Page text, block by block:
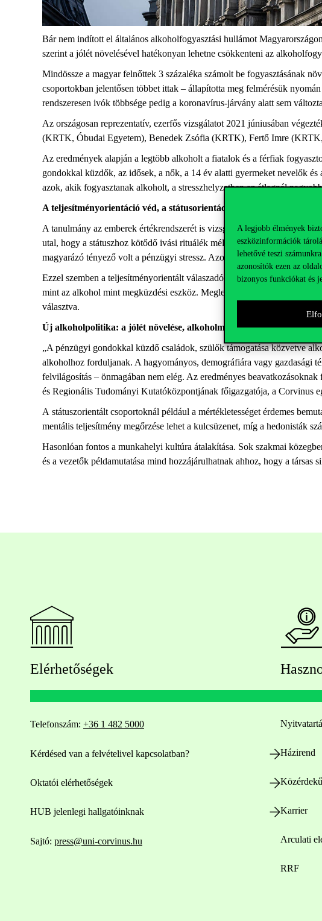
A legjobb élmények
eszközinformációk
lehetővé teszi
azonosítók ezen az
bizonyos funkciókat és
Bár nem indított el általános alkoholfogyasztási hullámot
szerint a jólét növelésével hatékonyan lehetne csökkenteni az
Mindössze a magyar felnőttek 3 százaléka számolt be fogyasztásának
csoportokban jelentősen többet ittak – állapította meg felmérésük
rendszeresen ivók többsége pedig a koronavírus-járvány alatt sem
Az országosan reprezentatív, ezerfős vizsgálatot 2021 júniusában
(KRTK, Óbudai Egyetem), Benedek Zsófia (KRTK), Fertő Imre
Az eredmények alapján a legtöbb alkoholt a fiatalok és a férfiak
gondokkal küzdők, az idősek, a nők, a 14 év alatti gyermeket nevelők és
azok, akik fogyasztanak alkoholt, a stresszhelyzetben az átlagnál
A teljesítményorientáció véd, a státusorientáció kockázat
A tanulmány az emberek értékrendszerét is vizsgálta: a túlzott fogyasztás
utal, hogy a státuszhoz kötődő ivási rituálék mélyen beágyazódtak a
magyarázó tényező volt a pénzügyi stressz. Azok, akik a járvány alatt
Ezzel szemben a teljesítményorientált válaszadók inkább visszafogták
mint az alkohol mint megküzdési eszköz. Meglepő eredmény, hogy a
választva.
Új alkoholpolitika: a jólét növelése, alkoholmentes munkahelyi
„A pénzügyi gondokkal küzdő családok, szülők támogatása közvetve
alkoholhoz forduljanak. A hagyományos, demográfiára vagy gazdasági
felvilágosítás – önmagában nem elég. Az eredményes
és Regionális Tudományi Kutatóközpontjának főigazgatója, a Corvinus
A státuszorientált csoportoknál például a mértékletességet érdemes
mentális teljesítmény megőrzése lehet a kulcsüzenet, míg a hedonisták
Hasonlóan fontos a munkahelyi kultúra átalakítása. Sok szakmai
és a vezetők példamutatása mind hozzájárulhatnak ahhoz, hogy a társas
Elérhetőségek
Telefonszám: +36 1 482 5000
Kérdésed van a felvételivel kapcsolatban?
Oktatói elérhetőségek
HUB jelenlegi hallgatóinknak
Sajtó: press@uni-corvinus.hu
Házirend
Karrier
Arculati
RRF